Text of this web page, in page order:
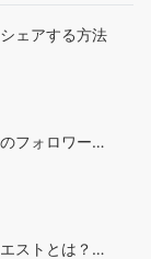
ェアする方法
フォロワー…
ストとは？…